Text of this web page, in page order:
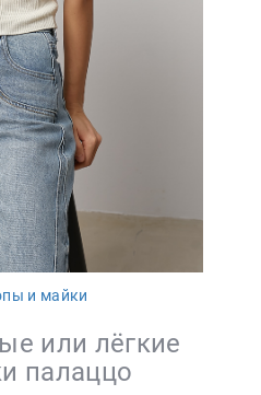
и майки
или лёгкие
палаццо